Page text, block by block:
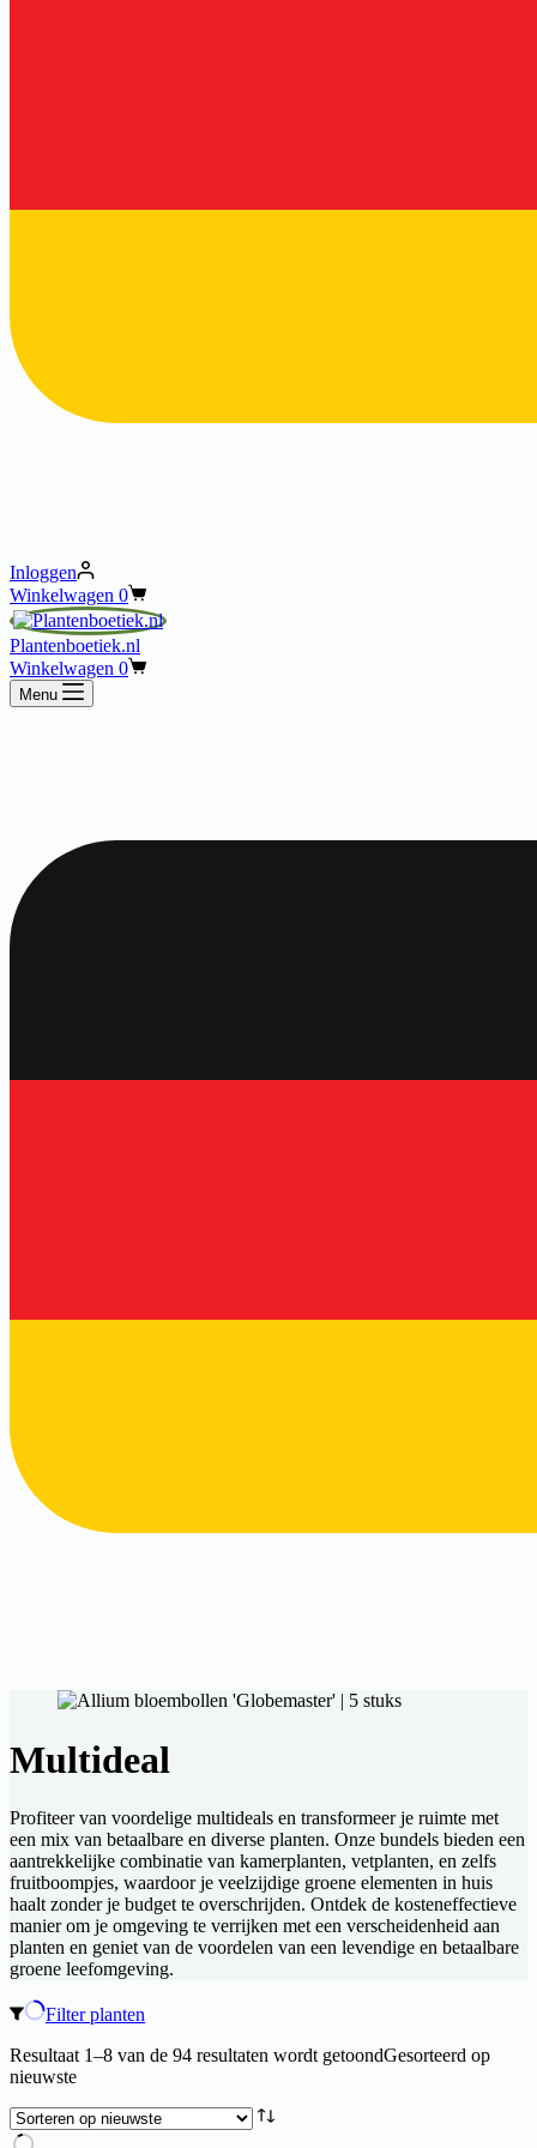
Inloggen
Winkelwagen 0
Plantenboetiek.nl
Winkelwagen 0
Menu
Multideal
Profiteer van voordelige multideals en transformeer je ruimte met
een mix van betaalbare en diverse planten. Onze bundels bieden een
aantrekkelijke combinatie van kamerplanten, vetplanten, en zelfs
fruitboompjes, waardoor je veelzijdige groene elementen in huis
haalt zonder je budget te overschrijden. Ontdek de kosteneffectieve
manier om je omgeving te verrijken met een verscheidenheid aan
planten en geniet van de voordelen van een levendige en betaalbare
groene leefomgeving.
Filter planten
Resultaat 1–8 van de 94 resultaten wordt getoondGesorteerd op
nieuwste